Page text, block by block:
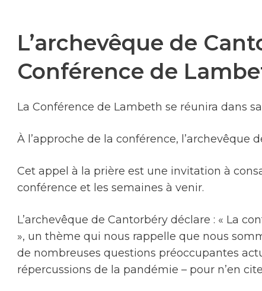
L’archevêque de
Conférence de
La Conférence de Lambeth se réunira dans
À l’approche de la conférence,
Cet appel à la prière est une invitation à
conférence et les semaines à venir.
L’archevêque de Cantorbéry déclare : « La
», un thème qui nous rappelle que nous
de nombreuses questions préoccupantes
répercussions de la pandémie – pour n’en